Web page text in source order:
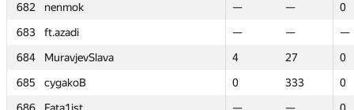
682
nenmok — —
0
683
ft.azadi — —
—
684
MuravjevSlava 4 27
0
685
cygakoB 0 333
0
682
nenmok — —
0
683
ft.azadi — —
—
684
MuravjevSlava 4 27
0
685
cygakoB 0 333
0